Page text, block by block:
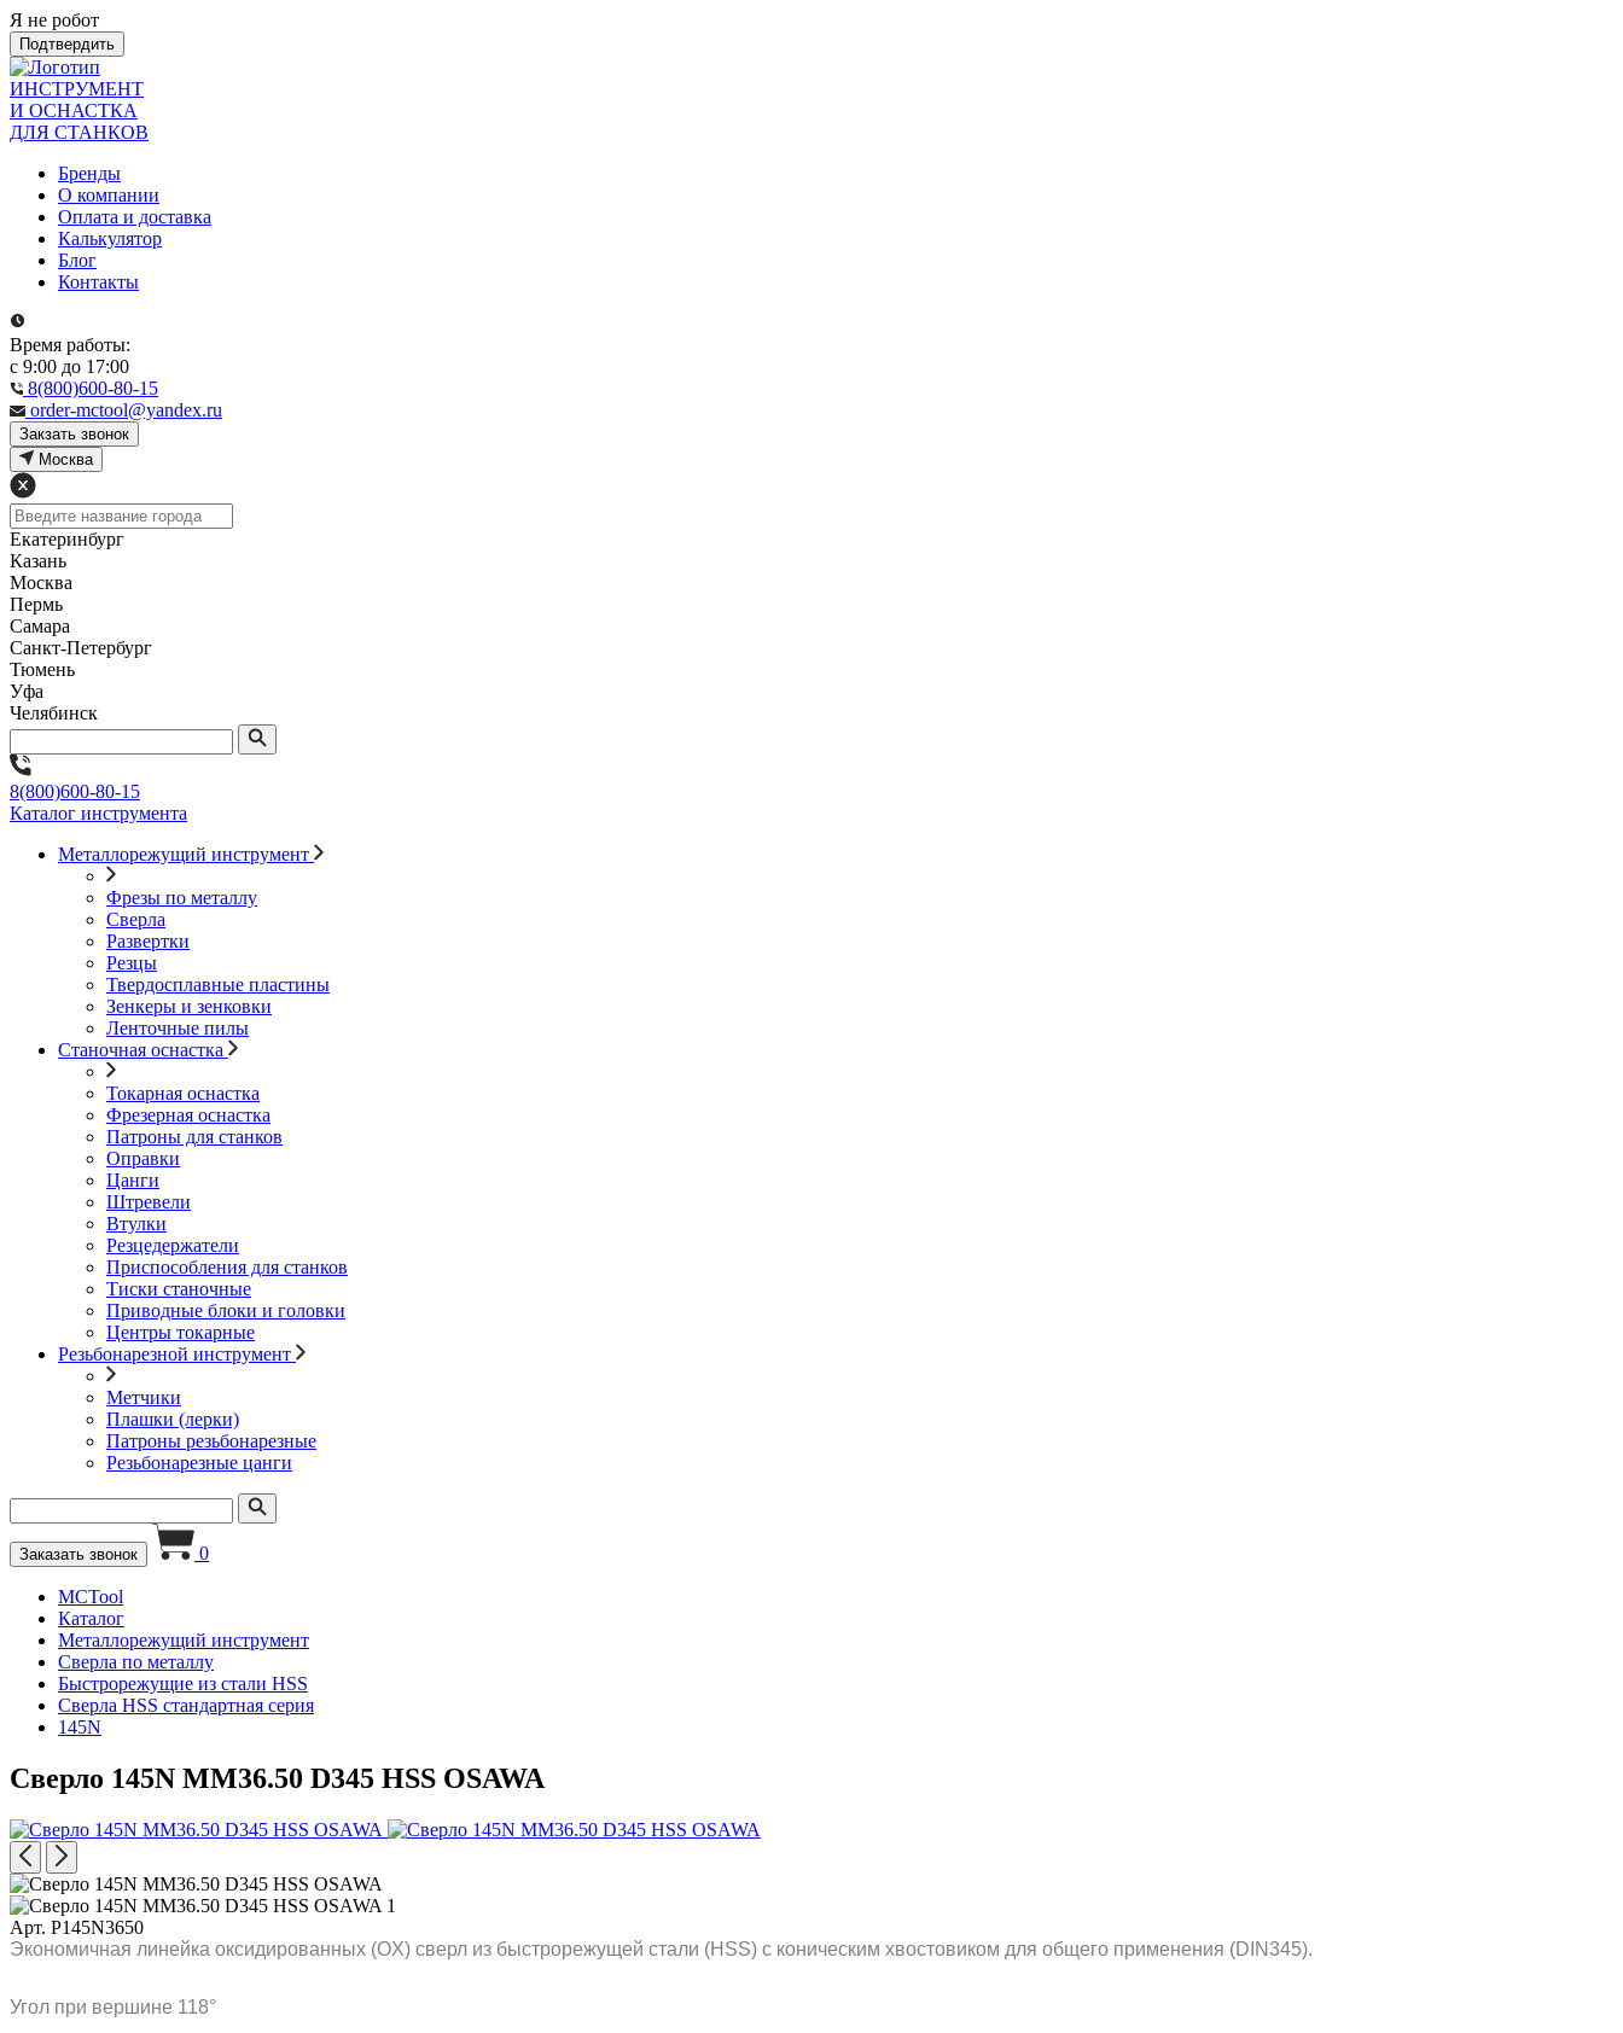
Я не робот
Подтвердить
ИНСТРУМЕНТ
И ОСНАСТКА
ДЛЯ СТАНКОВ
Бренды
О компании
Оплата и доставка
Калькулятор
Блог
Контакты
Время работы:
с 9:00 до 17:00
8(800)600-80-15
order-mctool@yandex.ru
Закзать звонок
Москва
Екатеринбург
Казань
Москва
Пермь
Самара
Санкт-Петербург
Тюмень
Уфа
Челябинск
8(800)600-80-15
Каталог инструмента
Металлорежущий инструмент
Фрезы по металлу
Сверла
Развертки
Резцы
Твердосплавные пластины
Зенкеры и зенковки
Ленточные пилы
Станочная оснастка
Токарная оснастка
Фрезерная оснастка
Патроны для станков
Оправки
Цанги
Штревели
Втулки
Резцедержатели
Приспособления для станков
Тиски станочные
Приводные блоки и головки
Центры токарные
Резьбонарезной инструмент
Метчики
Плашки (лерки)
Патроны резьбонарезные
Резьбонарезные цанги
Заказать звонок 0
MCTool
Каталог
Металлорежущий инструмент
Сверла по металлу
Быстрорежущие из стали HSS
Сверла HSS стандартная серия
145N
Сверло 145N MM36.50 D345 HSS OSAWA
Арт. P145N3650
Экономичная линейка оксидированных (OX) сверл из быстрорежущей стали (HSS) с коническим хвостовиком для общего применения (DIN345).
Угол при вершине 118°